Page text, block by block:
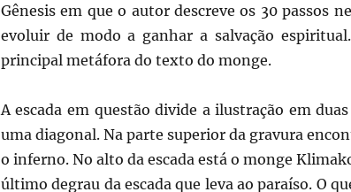
Gênesis em que o autor descreve os 30 passos
evoluir de modo a ganhar a salvação
principal metáfora do texto do monge.
A escada em questão divide a ilustração em
uma diagonal. Na parte superior da gravura
o inferno. No alto da escada está o monge
último degrau da escada que leva ao paraíso. O